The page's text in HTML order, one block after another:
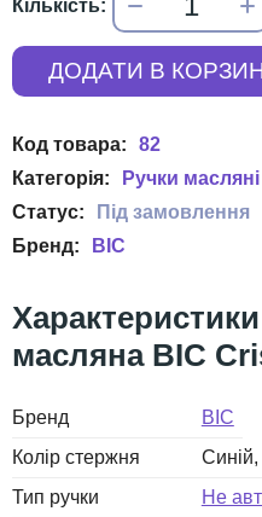
82
Ручки масляні
BIC
масляна BIC
Бренд
BIC
Колір стержня
Синій
Тип ручки
Не